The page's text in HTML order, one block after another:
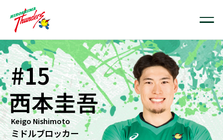
#15
西本圭吾
Keigo Nishimoto
ミドルブロッカー